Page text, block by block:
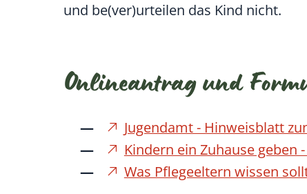
und be(ver)urteilen das Kind nicht.
Onlineantrag und
Jugendamt - Hinweisblatt
Kindern ein Zuhause geben
Was Pflegeeltern wissen